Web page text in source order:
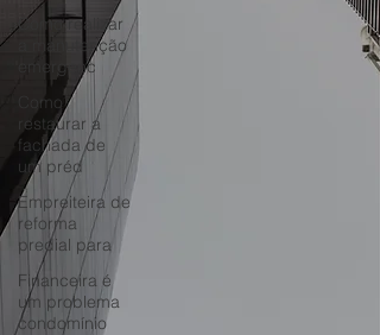
Como realizar
a manutenção
emergenc
Como
restaurar a
fachada de
um préd
Empreiteira de
reforma
predial para
Financeira é
um problema
condomínio